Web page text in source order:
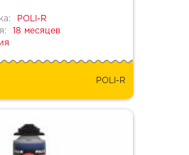
POLI-R
18 месяцев
POLI-R